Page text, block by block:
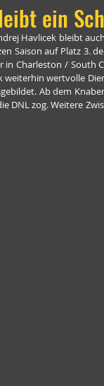
ein
Havlicek bleibt
Saison auf Platz 3.
in Charleston / South
wertvolle
Ab dem
DNL zog. Weitere